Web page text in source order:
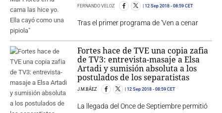
FERNANDO VELOZ 12 Sep 2018 - 08:59 CET
Tras el primer programa de 'Ven a cenar
Fortes hace de TVE una copia zafia
de TV3: entrevista-masaje a Elsa
Artadi y sumisión absoluta a los
postulados de los separatistas
J.M.BÁEZ 12 Sep 2018 - 08:59 CET
La llegada del Once de Septiembre permitió